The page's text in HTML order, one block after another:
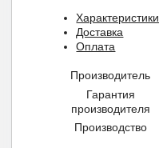
Характеристики
Доставка
Оплата
Производитель
Гарантия
производителя
Производство